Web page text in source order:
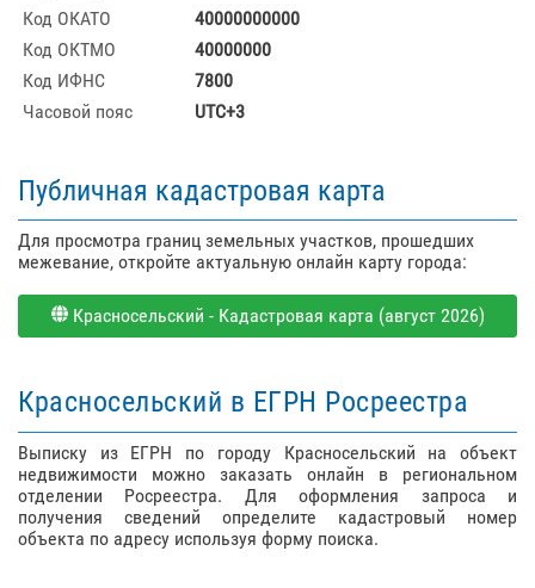
Код ОКАТО
40000000000
Код ОКТМО
40000000
Код ИФНС
7800
Часовой пояс
UTC+3
Публичная кадастровая карта
Для просмотра границ земельных участков, прошедших
межевание, откройте актуальную онлайн карту города:
Красносельский - Кадастровая карта (август 2026)
Красносельский в ЕГРН Росреестра
Выписку из ЕГРН по городу Красносельский на объект
недвижимости можно заказать онлайн в региональном
отделении Росреестра. Для оформления запроса и
получения сведений определите кадастровый номер
объекта по адресу используя форму поиска.